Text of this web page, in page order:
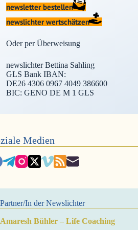
newsletter bestellen
newslichter wertschätzen
Oder per Überweisung
newslichter Bettina Sahling
GLS Bank IBAN:
DE26 4306 0967 4049 386600
BIC: GENO DE M 1 GLS
Medien
Partner/In der Newslichter
Amaresh Bühler – Life Coaching